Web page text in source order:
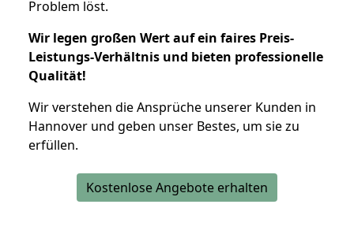
Problem löst.
Wir legen großen Wert auf ein faires Preis-
Leistungs-Verhältnis und bieten professionelle
Qualität!
Wir verstehen die Ansprüche unserer Kunden in
Hannover und geben unser Bestes, um sie zu
erfüllen.
Kostenlose Angebote erhalten